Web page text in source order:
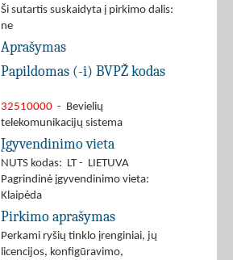
Ši sutartis suskaidyta į pirkimo dalis:
ne
Aprašymas
Papildomas (-i) BVPŽ kodas
32510000 - Bevielių
telekomunikacijų sistema
Įgyvendinimo vieta
NUTS kodas: LT - LIETUVA
Pagrindinė įgyvendinimo vieta:
Klaipėda
Pirkimo aprašymas
Perkami ryšių tinklo įrenginiai, jų
licencijos, konfigūravimo,